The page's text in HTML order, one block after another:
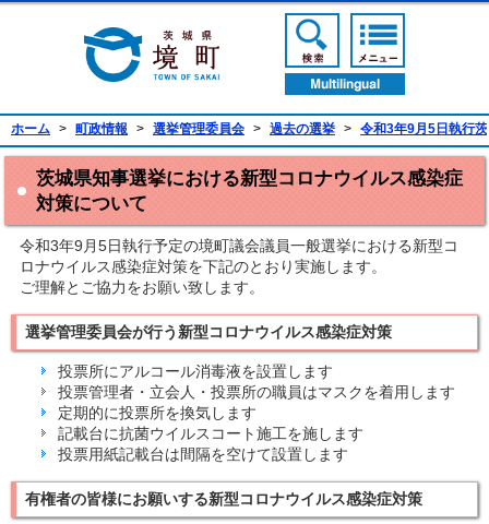
境町公式ホームページ検索ボタン
ホーム > 町政情報 > 選挙管理委員会 > 過去の選挙 > 令和3年9月5日執行
茨城県知事選挙における新型コロナウイルス感染症
対策について
令和3年9月5日執行予定の境町議会議員一般選挙における新型コ
ロナウイルス感染症対策を下記のとおり実施します。
ご理解とご協力をお願い致します。
選挙管理委員会が行う新型コロナウイルス感染症対策
投票所にアルコール消毒液を設置します
投票管理者・立会人・投票所の職員はマスクを着用します
定期的に投票所を換気します
記載台に抗菌ウイルスコート施工を施します
投票用紙記載台は間隔を空けて設置します
有権者の皆様にお願いする新型コロナウイルス感染症対策